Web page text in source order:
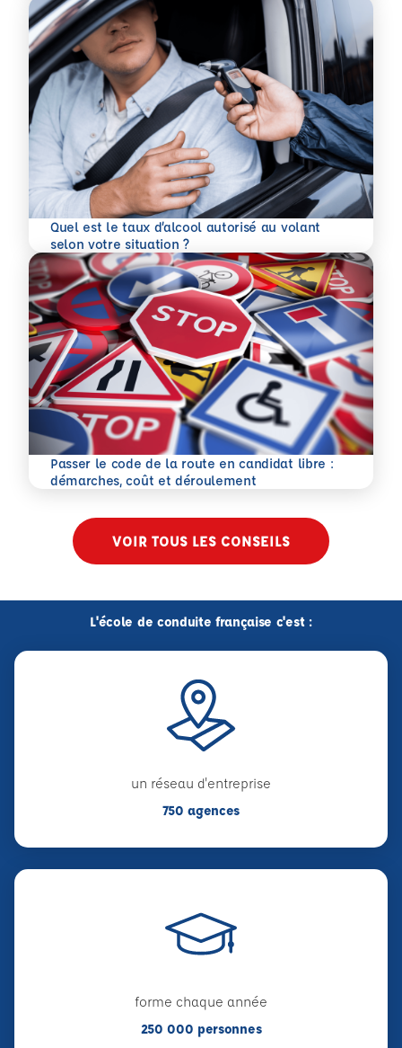
Quel est le taux d’alcool autorisé au volant
selon votre situation ?
En savoir plus
Passer le code de la route en candidat libre :
démarches, coût et déroulement
En savoir plus
VOIR TOUS LES CONSEILS
L'école de conduite française c'est :
un réseau d'entreprise
750 agences
forme chaque année
250 000 personnes